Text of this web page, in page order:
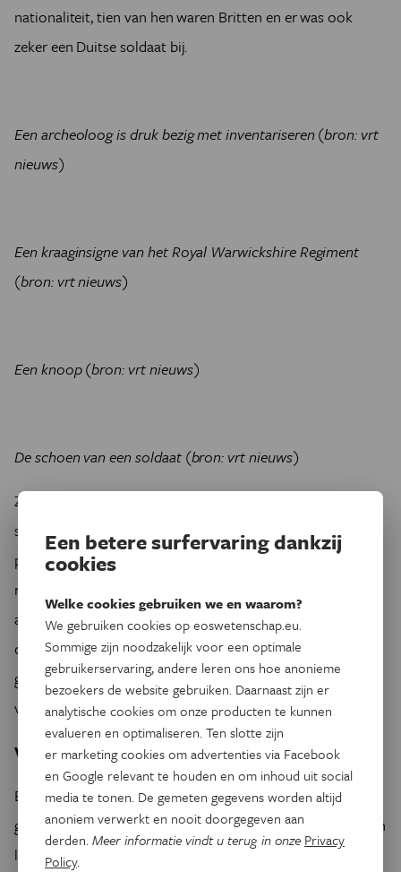
nationaliteit, tien van hen waren Britten en er was ook
zeker een Duitse soldaat bij.
Een archeoloog is druk bezig met inventariseren (bron: vrt
nieuws)
Een kraaginsigne van het Royal Warwickshire Regiment
(bron: vrt nieuws)
Een knoop (bron: vrt nieuws)
De schoen van een soldaat (bron: vrt nieuws)
Zowel de Britse Commonwealth als de Duitsers zien de
stoffelijke overschotten van hun soldaten liever niet in de
pers verschijnen. Zelfs over de wetenschappelijke
rapportering woeden nu en dan discussies die vooral
aantonen dat de gruwel van de oorlog nog vers in het
collectieve geheugen zit. Ook Eos respecteert de
gevoeligheid van de beelden en publiceert dus geen foto’s
van de resten zelf.
Verrassend goed bewaard
Behalve menselijke resten, bommen, afgevuurde
geweerhulzen en andere artefacten, vonden de archeologen
loopgraven die te maken hebben met de vroege gevechten
Een betere surfervaring dankzij
cookies
Welke cookies gebruiken we en waarom?
We gebruiken cookies op eoswetenschap.eu.
Sommige zijn noodzakelijk voor een optimale
gebruikerservaring, andere leren ons hoe anonieme
bezoekers de website gebruiken. Daarnaast zijn er
analytische cookies om onze producten te kunnen
evalueren en optimaliseren. Ten slotte zijn
er marketing cookies om advertenties via Facebook
en Google relevant te houden en om inhoud uit social
media te tonen. De gemeten gegevens worden altijd
anoniem verwerkt en nooit doorgegeven aan
derden.Meer informatie vindt u terug in onze Privacy
Policy.